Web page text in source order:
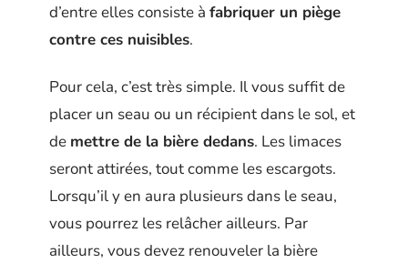
d’entre elles consiste à fabriquer un piège
contre ces nuisibles.
Pour cela, c’est très simple. Il vous suffit de
placer un seau ou un récipient dans le sol, et
de mettre de la bière dedans. Les limaces
seront attirées, tout comme les escargots.
Lorsqu’il y en aura plusieurs dans le seau,
vous pourrez les relâcher ailleurs. Par
ailleurs, vous devez renouveler la bière